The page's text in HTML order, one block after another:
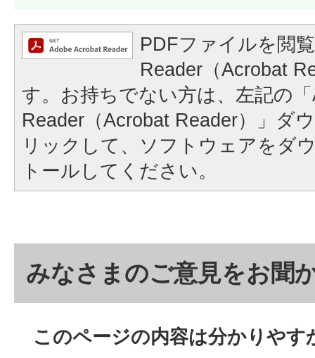
PDFファイルを閲
Reader（Acrobat
す。お持ちでない方は、左記の
Reader（Acrobat Reader）」ダ
リックして、ソフトウェアをダ
トールしてください。
みなさまのご意見をお聞
このページの内容は分かりやす